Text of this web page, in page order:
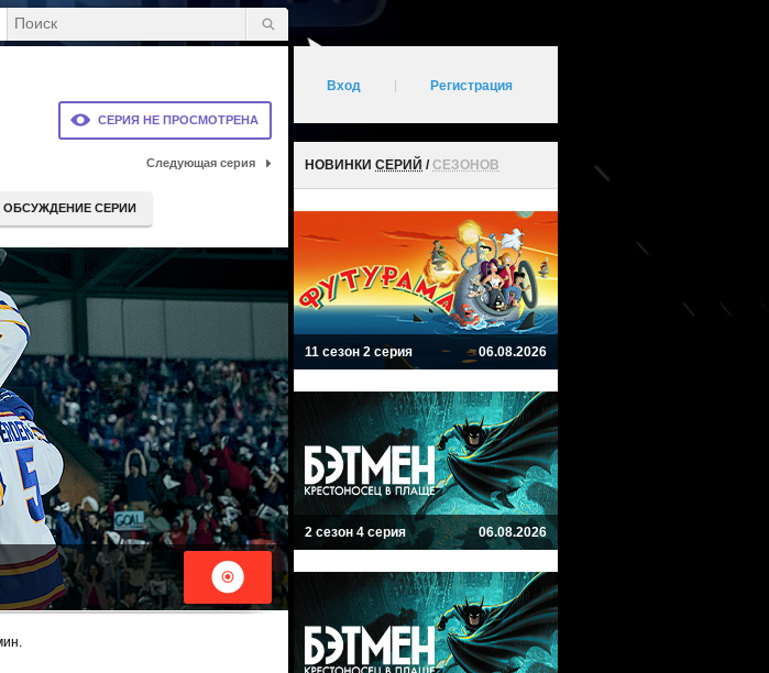
СЕРИЯ НЕ ПРОСМОТРЕНА
Следующая серия
ОБСУЖДЕНИЕ СЕРИИ
Вход Регистрация
НОВИНКИ СЕРИЙ /СЕЗОНОВ
11 сезон 2 серия 06.08.2026
2 сезон 4 серия 06.08.2026